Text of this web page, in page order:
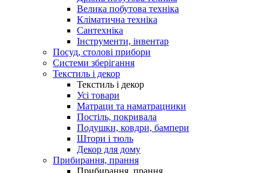
Велика побутова техніка
Кліматична техніка
Сантехніка
Інструменти, інвентар
Посуд, столові прибори
Системи зберігання
Текстиль і декор
Текстиль і декор
Усі товари
Матраци та наматрацники
Постіль, покривала
Подушки, ковдри, бампери
Штори і тюль
Декор для дому
Прибирання, прання
Прибирання, прання